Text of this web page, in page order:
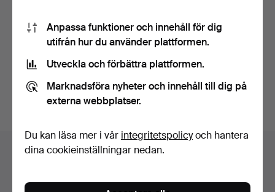
Bevaka sökning
Du kan också söka i vårt arkiv med avslutade auktioner
Sidfotsnavigation
Hjälp och kontakt
Alla auktionshus
Anpassa funktioner och innehåll för dig
utifrån hur du använder plattformen.
Utveckla och förbättra plattformen.
Marknadsföra nyheter och innehåll till dig på
externa webbplatser.
Du kan läsa mer i vår integritetspolicyoch hantera
dina cookieinställningar nedan.